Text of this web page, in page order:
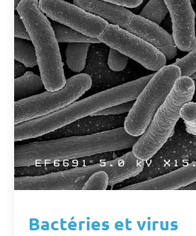
Bactéries et virus